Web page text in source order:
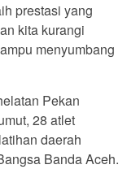
prestasi yang
kita kurangi
menyumbang
Pekan
28 atlet
daerah
Banda Aceh.